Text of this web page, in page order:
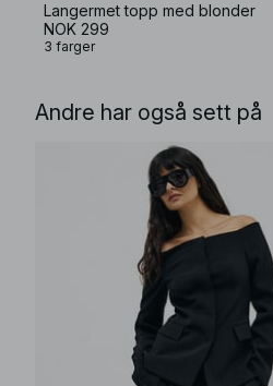
Langermet topp med blonder
NOK 299
3 farger
Andre har også sett på